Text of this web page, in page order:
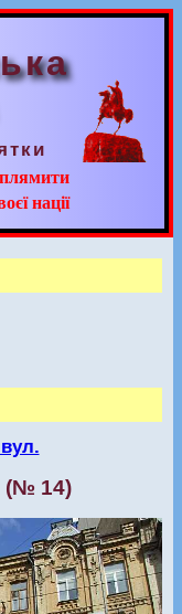
нації
(№ 14)